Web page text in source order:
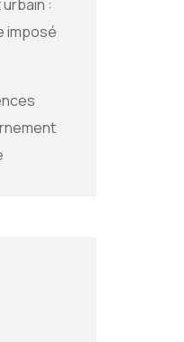
:
imposé